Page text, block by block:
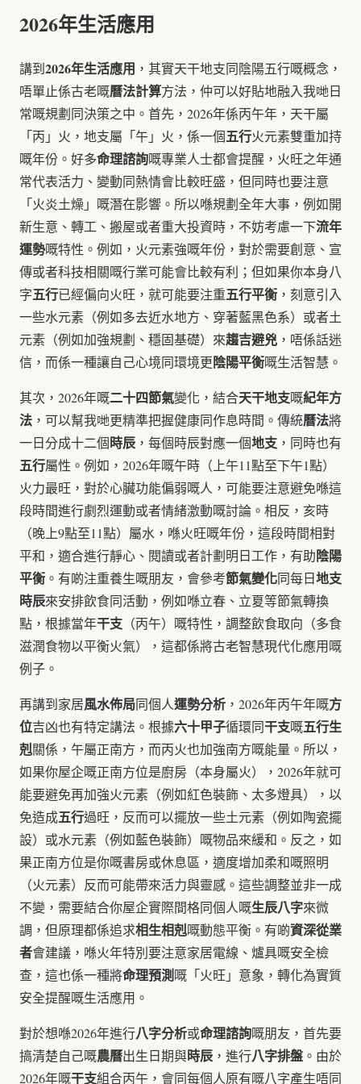
2026年生活應用
講到2026年生活應用 ，其實天干地支同陰陽五行嘅概念，
唔單止係古老嘅曆法計算方法，仲可以好貼地融入我哋日
常嘅規劃同決策之中。首先，2026年係丙午年，天干屬
「丙」火，地支屬「午」火，係一個五行火元素雙重加持
嘅年份。好多命理諮詢嘅專業人士都會提醒，火旺之年通
常代表活力、變動同熱情會比較旺盛，但同時也要注意
「火炎土燥」嘅潛在影響。所以喺規劃全年大事，例如開
新生意、轉工、搬屋或者重大投資時，不妨考慮一下流年
運勢嘅特性。例如，火元素強嘅年份，對於需要創意、宣
傳或者科技相關嘅行業可能會比較有利；但如果你本身八
字五行已經偏向火旺，就可能要注重五行平衡 ，刻意引入
一些水元素（例如多去近水地方、穿著藍黑色系）或者土
元素（例如加強規劃、穩固基礎）來趨吉避兇 ，唔係話迷
信，而係一種讓自己心境同環境更陰陽平衡嘅生活智慧。
其次，2026年嘅二十四節氣變化，結合天干地支嘅紀年方
法 ，可以幫我哋更精準把握健康同作息時間。傳統曆法將
一日分成十二個時辰 ，每個時辰對應一個地支 ，同時也有
五行屬性。例如，2026年嘅午時（上午11點至下午1點）
火力最旺，對於心臟功能偏弱嘅人，可能要注意避免喺這
段時間進行劇烈運動或者情緒激動嘅討論。相反，亥時
（晚上9點至11點）屬水，喺火旺嘅年份，這段時間相對
平和，適合進行靜心、閱讀或者計劃明日工作，有助陰陽
平衡 。有啲注重養生嘅朋友，會參考節氣變化同每日地支
時辰來安排飲食同活動，例如喺立春、立夏等節氣轉換
點，根據當年干支 （丙午）嘅特性，調整飲食取向（多食
滋潤食物以平衡火氣），這都係將古老智慧現代化應用嘅
例子。
再講到家居風水佈局同個人運勢分析 ，2026年丙午年嘅方
位吉凶也有特定講法。根據六十甲子循環同干支嘅五行生
剋關係，午屬正南方，而丙火也加強南方嘅能量。所以，
如果你屋企嘅正南方位是廚房（本身屬火），2026年就可
能要避免再加強火元素（例如紅色裝飾、太多燈具），以
免造成五行過旺，反而可以擺放一些土元素（例如陶瓷擺
設）或水元素（例如藍色裝飾）嘅物品來緩和。反之，如
果正南方位是你嘅書房或休息區，適度增加柔和嘅照明
（火元素）反而可能帶來活力與靈感。這些調整並非一成
不變，需要結合你屋企實際間格同個人嘅生辰八字來微
調，但原理都係追求相生相剋嘅動態平衡。有啲資深從業
者會建議，喺火年特別要注意家居電線、爐具嘅安全檢
查，這也係一種將命理預測嘅「火旺」意象，轉化為實質
安全提醒嘅生活應用。
對於想喺2026年進行八字分析或命理諮詢嘅朋友，首先要
搞清楚自己嘅農曆出生日期與時辰 ，進行八字排盤 。由於
2026年嘅干支組合丙午，會同每個人原有嘅八字產生唔同